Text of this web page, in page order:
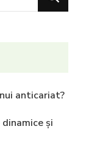
anticariat?
și